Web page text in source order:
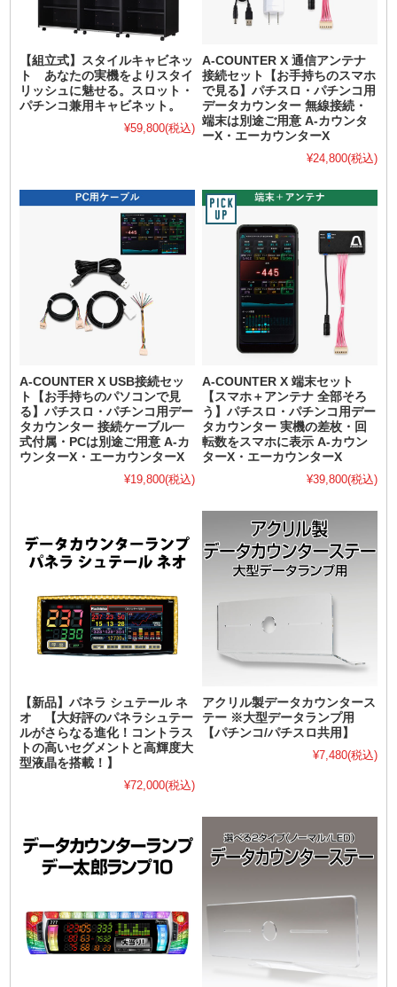
【組立式】スタイルキャビネッ
ト あなたの実機をよりスタイ
リッシュに魅せる。スロット・
パチンコ兼用キャビネット。
¥59,800(税込)
A-COUNTER X 通信アンテナ
接続セット【お手持ちのスマホ
で見る】パチスロ・パチンコ用
データカウンター 無線接続・
端末は別途ご用意 A-カウンタ
ーX・エーカウンターX
¥24,800(税込)
A-COUNTER X USB接続セッ
ト【お手持ちのパソコンで見
る】パチスロ・パチンコ用デー
タカウンター 接続ケーブル一
式付属・PCは別途ご用意 A-カ
ウンターX・エーカウンターX
¥19,800(税込)
A-COUNTER X 端末セット
【スマホ＋アンテナ 全部そろ
う】パチスロ・パチンコ用デー
タカウンター 実機の差枚・回
転数をスマホに表示 A-カウン
ターX・エーカウンターX
¥39,800(税込)
【新品】パネラ シュテール ネ
オ 【大好評のパネラシュテー
ルがさらなる進化！コントラス
トの高いセグメントと高輝度大
型液晶を搭載！】
¥72,000(税込)
アクリル製データカウンタース
テー ※大型データランプ用
【パチンコ/パチスロ共用】
¥7,480(税込)